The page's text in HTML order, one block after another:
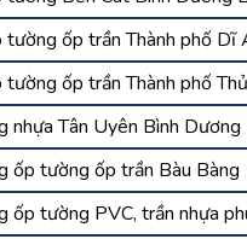
tường ốp trần Thành phố Dĩ
tường ốp trần Thành phố
nhựa Tân Uyên Bình Dương
ốp tường ốp trần Bàu Bàng
ốp tường PVC, trần nhựa